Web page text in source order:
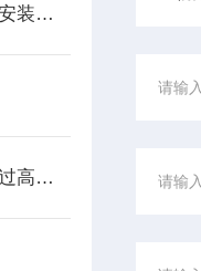
超详细！蒸汽高温泵正确安装步骤全指南
高温热水循环泵轴承温度过高的原因及解决方法分享